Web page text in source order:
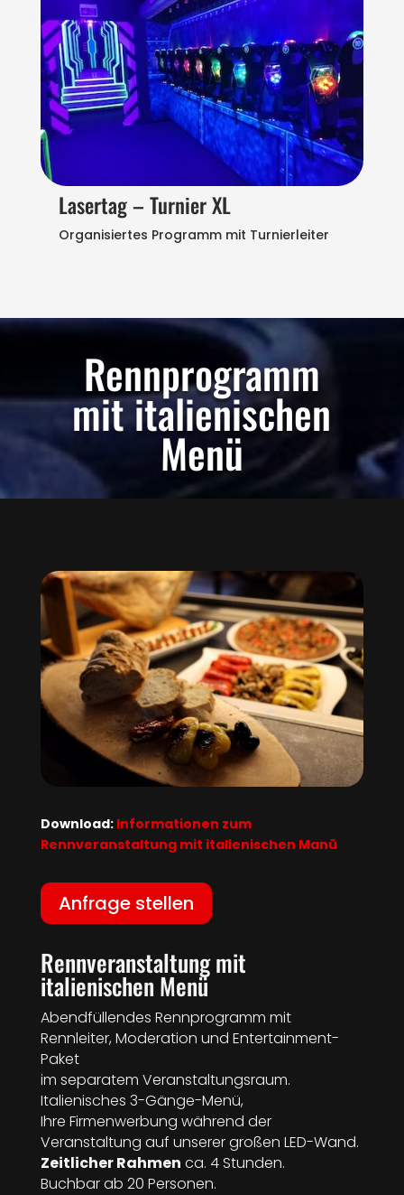
Lasertag – Turnier XL
Organisiertes Programm mit Turnierleiter
Rennprogramm
mit italienischen
Menü
Download: Informationen zum
Rennveranstaltung mit italienischen Manü
Anfrage stellen
Rennveranstaltung mit
italienischen Menü
Abendfüllendes Rennprogramm mit
Rennleiter, Moderation und Entertainment-
Paket
im separatem Veranstaltungsraum.
Italienisches 3-Gänge-Menü,
Ihre Firmenwerbung während der
Veranstaltung auf unserer großen LED-Wand.
Zeitlicher Rahmen ca. 4 Stunden.
Buchbar ab 20 Personen.